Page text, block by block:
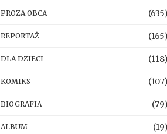
PROZA OBCA (635)
REPORTAŻ (165)
DLA DZIECI (118)
KOMIKS (107)
BIOGRAFIA (79)
ALBUM (19)